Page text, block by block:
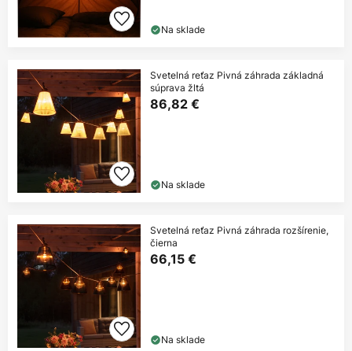
Na sklade
Svetelná reťaz Pivná záhrada základná
súprava žltá
86,82 €
Na sklade
Svetelná reťaz Pivná záhrada rozšírenie,
čierna
66,15 €
Na sklade